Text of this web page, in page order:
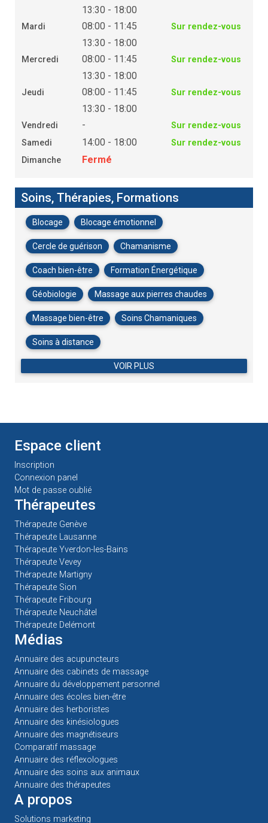
13:30 - 18:00
Mardi 08:00 - 11:45 Sur rendez-vous
13:30 - 18:00
Mercredi 08:00 - 11:45 Sur rendez-vous
13:30 - 18:00
Jeudi 08:00 - 11:45 Sur rendez-vous
13:30 - 18:00
Vendredi -
Sur rendez-vous
Samedi
14:00 - 18:00
Sur rendez-vous
Dimanche
Fermé
Soins, Thérapies, Formations
Blocage Blocage émotionnel
Cercle de guérison Chamanisme
Coach bien-être Formation Énergétique
Géobiologie Massage aux pierres chaudes
Massage bien-être Soins Chamaniques
Soins à distance
VOIR PLUS
Espace client
Inscription
Connexion panel
Mot de passe oublié
Thérapeutes
Thérapeute Genève
Thérapeute Lausanne
Thérapeute Yverdon-les-Bains
Thérapeute Vevey
Thérapeute Martigny
Thérapeute Sion
Thérapeute Fribourg
Thérapeute Neuchâtel
Thérapeute Delémont
Médias
Annuaire des acupuncteurs
Annuaire des cabinets de massage
Annuaire du développement personnel
Annuaire des écoles bien-être
Annuaire des herboristes
Annuaire des kinésiologues
Annuaire des magnétiseurs
Comparatif massage
Annuaire des réflexologues
Annuaire des soins aux animaux
Annuaire des thérapeutes
A propos
Solutions marketing